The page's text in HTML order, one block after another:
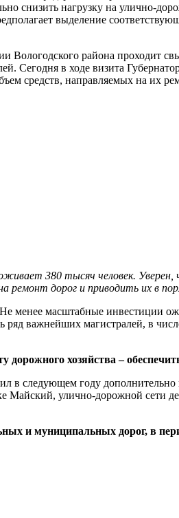
снизить нагрузку на улично-
выделение
района проходит
Сегодня в ходе визита
средств, направляемых на их
380 тысяч человек.
дорог и приводить их в
менее масштабные инвестиции
важнейших магистралей, в
хозяйства –
в следующем году
Майский, улично-дорожной сети
и муниципальных дорог, в